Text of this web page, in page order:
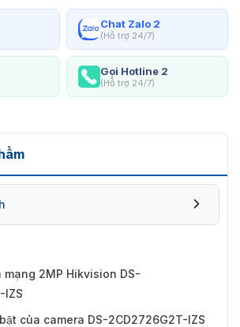
Chat Zalo 2
(Hỗ trợ 24/7)
Gọi Hotline 2
(Hỗ trợ 24/7)
mạng 2MP Hikvision DS-
IZS
của camera DS-2CD2726G2T-IZS